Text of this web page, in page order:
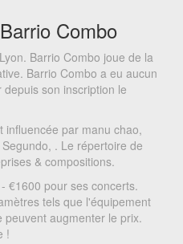
Combo
Barrio Combo joue de la
Barrio Combo a eu aucun
son inscription le
influencée par manu chao,
. Le répertoire de
& compositions.
€1600 pour ses concerts.
tels que l'équipement
peuvent augmenter le prix.
!